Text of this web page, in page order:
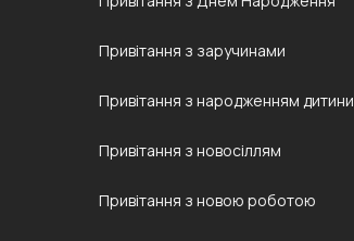
Привітання з заручинами
Привітання з народженням дитини
Привітання з новосіллям
Привітання з новою роботою